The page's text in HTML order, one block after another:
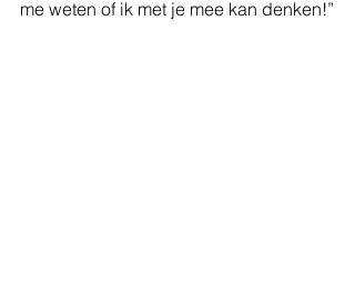
me weten of ik met je mee kan denken!”